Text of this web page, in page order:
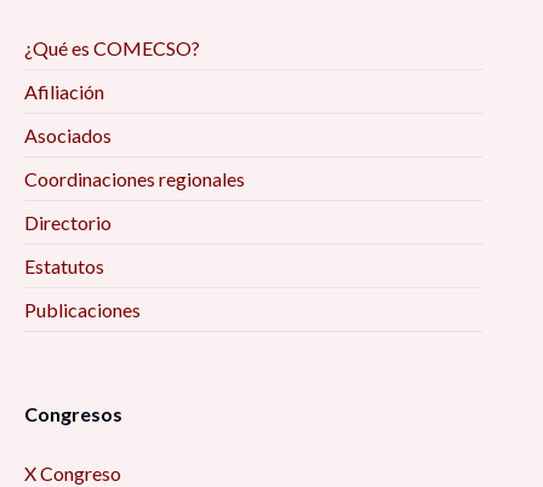
¿Qué es COMECSO?
Afiliación
Asociados
Coordinaciones regionales
Directorio
Estatutos
Publicaciones
Congresos
X Congreso